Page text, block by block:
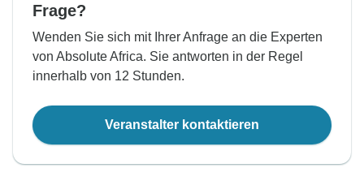
Frage?
Wenden Sie sich mit Ihrer Anfrage an die Experten
von Absolute Africa. Sie antworten in der Regel
innerhalb von 12 Stunden.
Veranstalter kontaktieren